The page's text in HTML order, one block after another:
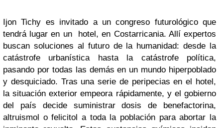
Ijon Tichy es invitado a un congreso futurológico que
tendrá lugar en un hotel, en Costarricania. Allí expertos
buscan soluciones al futuro de la humanidad: desde la
catástrofe urbanística hasta la catástrofe política,
pasando por todas las demás en un mundo hiperpoblado
y desquiciado. Tras una serie de peripecias en el hotel,
la situación exterior empeora rápidamente, y el gobierno
del país decide suministrar dosis de benefactorina,
altruismol o felicitol a toda la población para abortar la